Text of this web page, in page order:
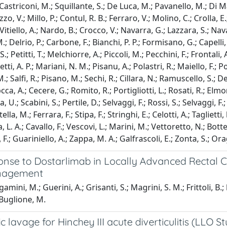
M.; Squillante, S.; De Luca, M.; Pavanello, M.; Di
V.; Millo, P.; Contul, R. B.; Ferraro, V.; Molino, C.; Crolla,
A.; Nardo, B.; Crocco, V.; Navarra, G.; Lazzara, S.;
Delrio, P.; Carbone, F.; Bianchi, P. P.; Formisano, G.;
Petitti, T.; Melchiorre, A.; Piccoli, M.; Pecchini, F.; Frontali,
A. P.; Mariani, N. M.; Pisanu, A.; Polastri, R.; Maiello, F.;
R.; Pisano, M.; Sechi, R.; Cillara, N.; Ramuscello, S.;
A.; Cecere, G.; Romito, R.; Portigliotti, L.; Rosati, R.;
Scabini, S.; Pertile, D.; Selvaggi, F.; Rossi, S.; Selvaggi,
M.; Ferrara, F.; Stipa, F.; Stringhi, E.; Celotti, A.;
L. A.; Cavallo, F.; Vescovi, L.; Marini, M.; Vettoretto, N.;
Guariniello, A.; Zappa, M. A.; Galfrascoli, E.; Zonta, S.;
to Dostarlimab in Locally Advanced Rectal
M.; Guerini, A.; Grisanti, S.; Magrini, S. M.; Frittoli,
M.
for Hinchey III acute diverticulitis (LLO